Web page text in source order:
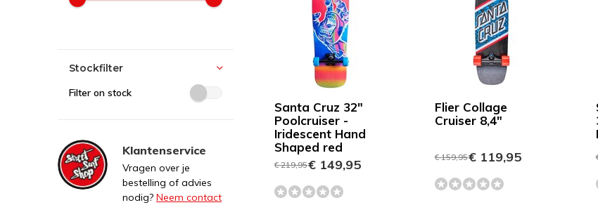
Santa Cruz 32"
Poolcruiser -
Iridescent Hand
Shaped red
€ 219,95€ 149,95
Flier Collage
Cruiser 8,4"
€ 159,95€ 119,95
Stockfilter
Filter on stock
Klantenservice
Vragen over je
bestelling of advies
nodig? Neem contact